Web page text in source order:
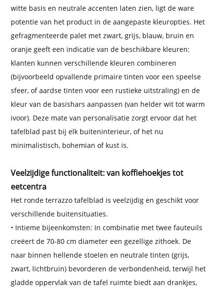
witte basis en neutrale accenten laten zien, ligt de ware
potentie van het product in de aangepaste kleuropties. Het
gefragmenteerde palet met zwart, grijs, blauw, bruin en
oranje geeft een indicatie van de beschikbare kleuren:
klanten kunnen verschillende kleuren combineren
(bijvoorbeeld opvallende primaire tinten voor een speelse
sfeer, of aardse tinten voor een rustieke uitstraling) en de
kleur van de basishars aanpassen (van helder wit tot warm
ivoor). Deze mate van personalisatie zorgt ervoor dat het
tafelblad past bij elk buiteninterieur, of het nu
minimalistisch, bohemian of kust is.
Veelzijdige functionaliteit: van koffiehoekjes tot
eetcentra
Het ronde terrazzo tafelblad is veelzijdig en geschikt voor
verschillende buitensituaties.
• Intieme bijeenkomsten: In combinatie met twee fauteuils
creëert de 70-80 cm diameter een gezellige zithoek. De
naar binnen hellende stoelen en neutrale tinten (grijs,
zwart, lichtbruin) bevorderen de verbondenheid, terwijl het
gladde oppervlak van de tafel ruimte biedt aan drankjes,